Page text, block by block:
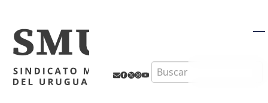
Search